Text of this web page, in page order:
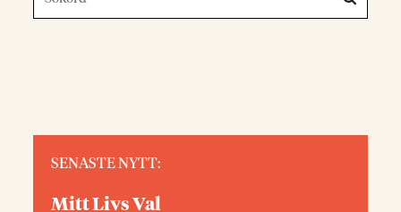
SENASTE NYTT:
Mitt Livs Val